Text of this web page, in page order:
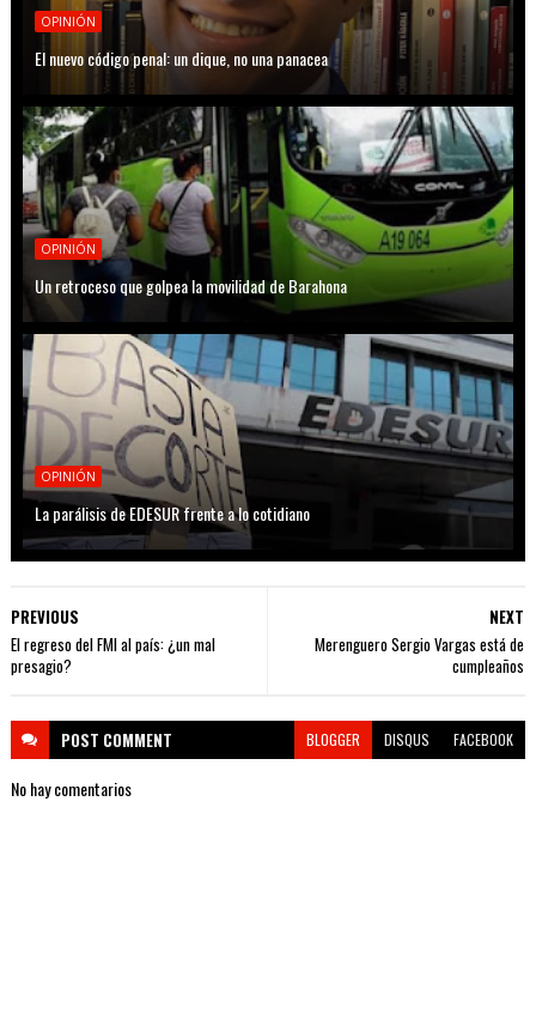
OPINIÓN
El nuevo código penal: un dique, no una panacea
OPINIÓN
Un retroceso que golpea la movilidad de Barahona
OPINIÓN
La parálisis de EDESUR frente a lo cotidiano
NEXT
Merenguero Sergio Vargas está de
cumpleaños
PREVIOUS
El regreso del FMI al país: ¿un mal
presagio?
POST COMMENT BLOGGER DISQUS FACEBOOK
No hay comentarios